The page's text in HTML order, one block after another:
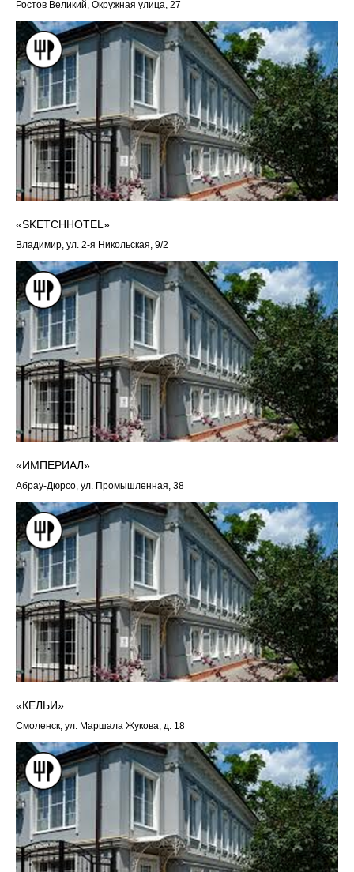
Ростов Великий, Окружная улица, 27
«SKETCHHOTEL»
Владимир, ул. 2-я Никольская, 9/2
«ИМПЕРИАЛ»
Абрау-Дюрсо, ул. Промышленная, 38
«КЕЛЬИ»
Смоленск, ул. Маршала Жукова, д. 18